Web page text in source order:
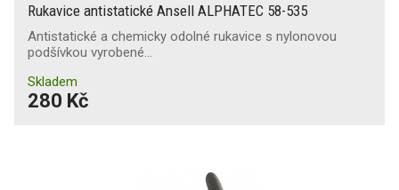
Rukavice antistatické Ansell ALPHATEC 58-535
Antistatické a chemicky odolné rukavice s nylonovou
podšívkou vyrobené…
Skladem
280 Kč